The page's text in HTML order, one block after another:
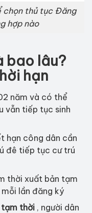
chọn thủ tục Đăng
hợp nào
bao lâu?
hạn
năm và có thể
vẫn tiếp tục sinh
hạn công dân cần
đê tiếp tục cư trú
thời xuất bản tạm
lần đăng ký
thời , người dân